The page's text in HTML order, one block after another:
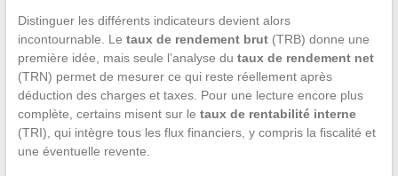
Distinguer les différents indicateurs devient alors
incontournable. Le taux de rendement brut(TRB) donne une
première idée, mais seule l’analyse du taux de rendement net
(TRN) permet de mesurer ce qui reste réellement après
déduction des charges et taxes. Pour une lecture encore plus
complète, certains misent sur le taux de rentabilité interne
(TRI), qui intègre tous les flux financiers, y compris la fiscalité et
une éventuelle revente.